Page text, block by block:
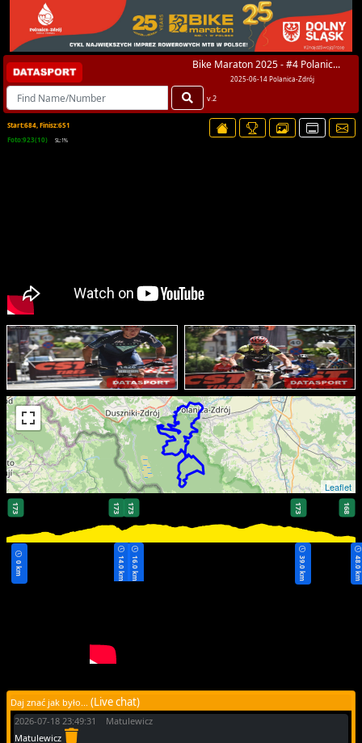
Bike Maraton 2025 - #4 Polanic...
2025-06-14 Polanica-Zdrój
v.2
Start:684, Finisz:651
Foto:923(10)
SL:1%
Leaflet
0 km
173 173
16.0 km
173
14.0 km
173
39.0 km
168
Daj znać jak było... (Live chat)
2026-07-18 23:49:31 Matulewicz
Matulewicz